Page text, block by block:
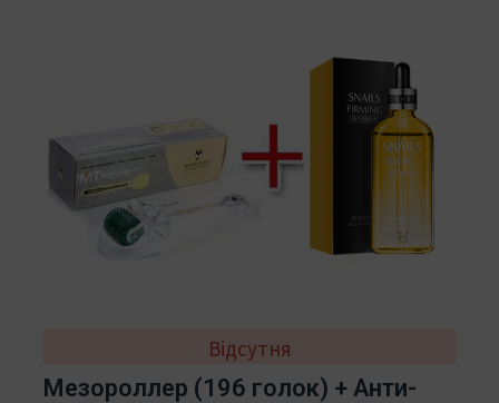
Відсутня
Мезороллер (196 голок) + Анти-